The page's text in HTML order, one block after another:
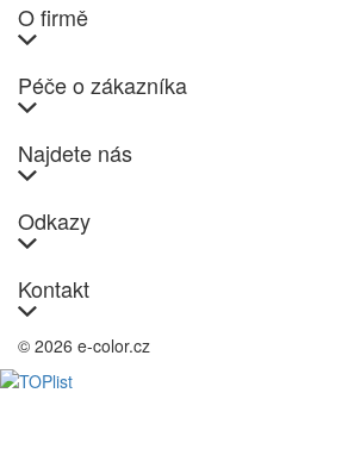
O firmě
Péče o zákazníka
Najdete nás
Odkazy
Kontakt
© 2026 e-color.cz